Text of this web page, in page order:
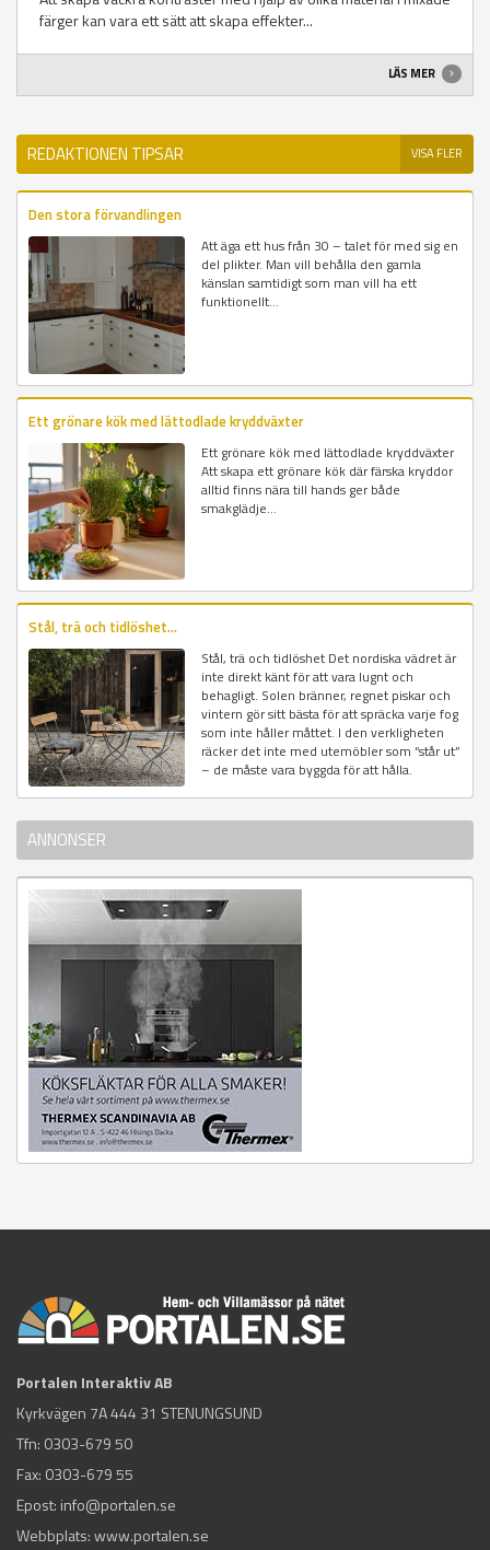
färger kan vara ett sätt att skapa effekter...
LÄS MER
REDAKTIONEN TIPSAR VISA FLER
Den stora förvandlingen
Att äga ett hus från 30 – talet för med sig en
del plikter. Man vill behålla den gamla
känslan samtidigt som man vill ha ett
funktionellt...
Ett grönare kök med lättodlade kryddväxter
Ett grönare kök med lättodlade kryddväxter
Att skapa ett grönare kök där färska kryddor
alltid finns nära till hands ger både
smakglädje...
Stål, trä och tidlöshet...
Stål, trä och tidlöshet Det nordiska vädret är
inte direkt känt för att vara lugnt och
behagligt. Solen bränner, regnet piskar och
vintern gör sitt bästa för att spräcka varje fog
som inte håller måttet. I den verkligheten
räcker det inte med utemöbler som “står ut”
– de måste vara byggda för att hålla.
ANNONSER
Portalen Interaktiv AB
Kyrkvägen 7A 444 31 STENUNGSUND
Tfn: 0303-679 50
Fax: 0303-679 55
Epost: info@portalen.se
Webbplats: www.portalen.se